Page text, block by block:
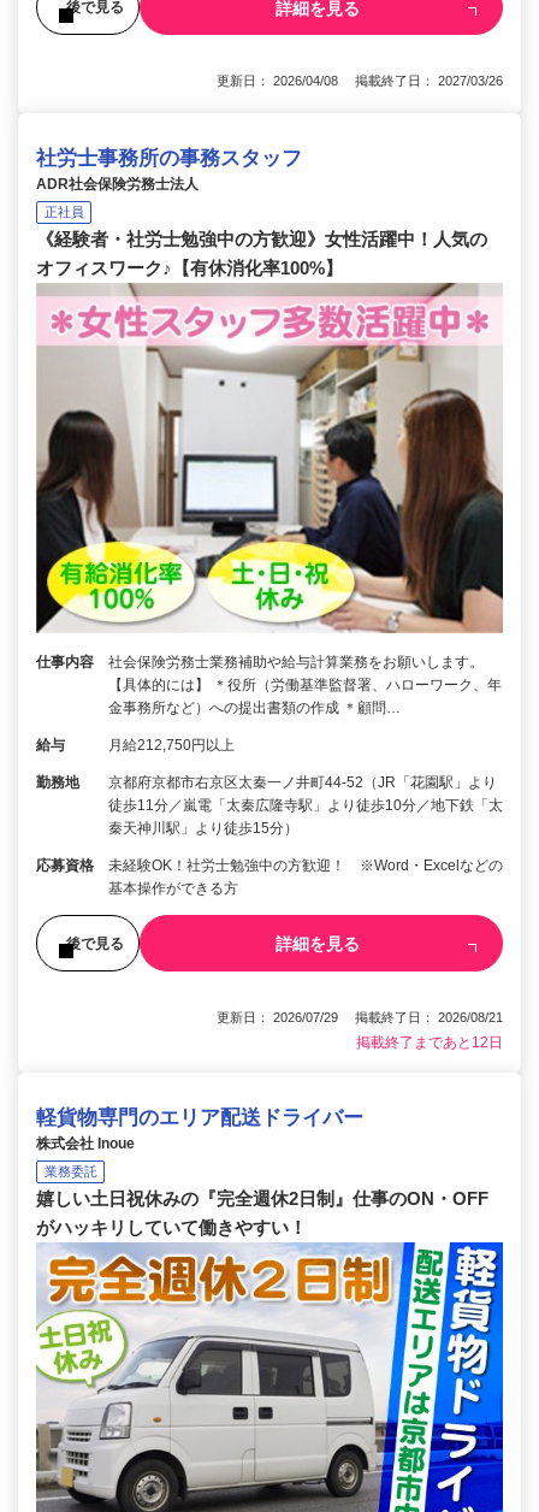
後で見る 詳細を見る
更新日： 2026/04/08 掲載終了日： 2027/03/26
社労士事務所の事務スタッフ
ADR社会保険労務士法人
正社員
《経験者・社労士勉強中の方歓迎》女性活躍中！人気の
オフィスワーク♪【有休消化率100%】
仕事内容
社会保険労務士業務補助や給与計算業務をお願いします。
【具体的には】 ＊役所（労働基準監督署、ハローワーク、年
金事務所など）への提出書類の作成 ＊顧問…
給与 月給212,750円以上
勤務地
京都府京都市右京区太秦一ノ井町44-52（JR「花園駅」より
徒歩11分／嵐電「太秦広隆寺駅」より徒歩10分／地下鉄「太
秦天神川駅」より徒歩15分）
応募資格
未経験OK！社労士勉強中の方歓迎！ ※Word・Excelなどの
基本操作ができる方
後で見る 詳細を見る
更新日： 2026/07/29 掲載終了日： 2026/08/21
掲載終了まであと12日
軽貨物専門のエリア配送ドライバー
株式会社 Inoue
業務委託
嬉しい土日祝休みの『完全週休2日制』仕事のON・OFF
がハッキリしていて働きやすい！